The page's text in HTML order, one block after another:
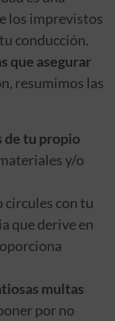
los imprevistos
conducción.
que asegurar
resumimos las
de tu propio
y/o
circules con tu
que derive en
multas
por no